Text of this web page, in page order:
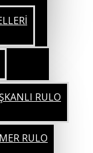
RULO
RULO